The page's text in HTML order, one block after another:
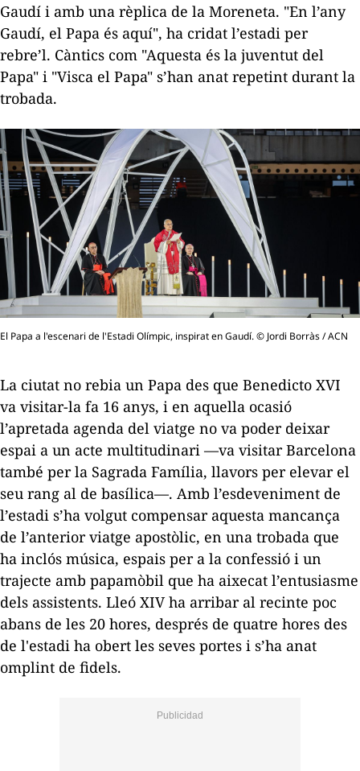
Gaudí i amb una rèplica de la Moreneta. "En l’any
Gaudí, el Papa és aquí", ha cridat l’estadi per
rebre’l. Càntics com "Aquesta és la juventut del
Papa" i "Visca el Papa" s’han anat repetint durant la
trobada.
El Papa a l'escenari de l'Estadi Olímpic, inspirat en Gaudí. © Jordi Borràs / ACN
La ciutat no rebia un Papa des que Benedicto XVI
va visitar-la fa 16 anys, i en aquella ocasió
l’apretada agenda del viatge no va poder deixar
espai a un acte multitudinari —va visitar Barcelona
també per la Sagrada Família, llavors per elevar el
seu rang al de basílica—. Amb l’esdeveniment de
l’estadi s’ha volgut compensar aquesta mancança
de l’anterior viatge apostòlic, en una trobada que
ha inclós música, espais per a la confessió i un
trajecte amb papamòbil que ha aixecat l’entusiasme
dels assistents. Lleó XIV ha arribar al recinte poc
abans de les 20 hores, després de quatre hores des
de l'estadi ha obert les seves portes i s’ha anat
omplint de fidels.